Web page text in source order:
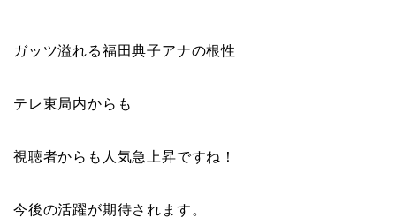
ガッツ溢れる福田典子アナの根性
テレ東局内からも
視聴者からも人気急上昇ですね！
今後の活躍が期待されます。